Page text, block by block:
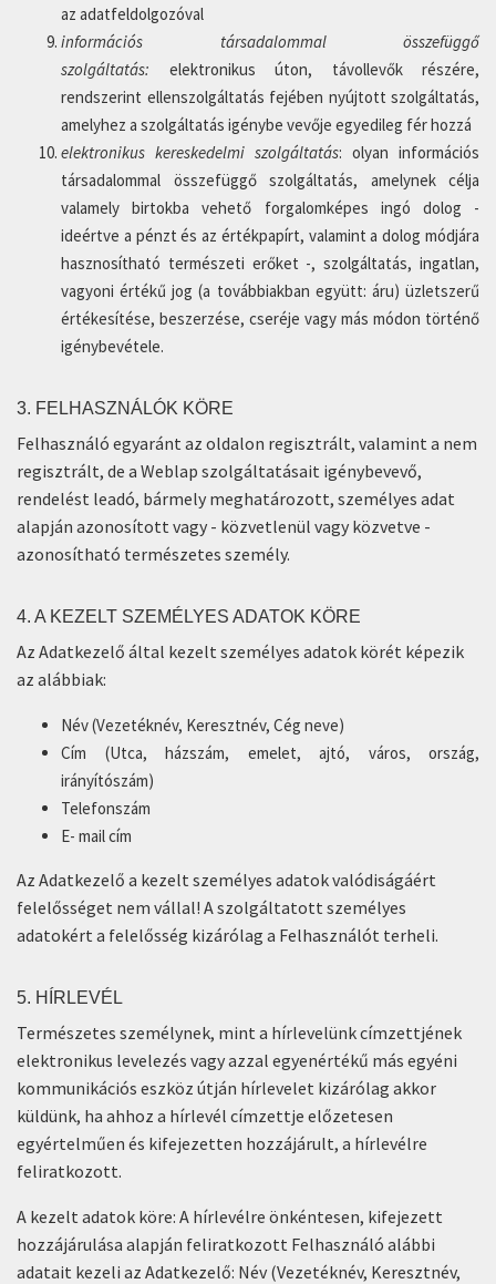
az adatfeldolgozóval
információs társadalommal összefüggő
szolgáltatás: elektronikus úton, távollevők részére,
rendszerint ellenszolgáltatás fejében nyújtott szolgáltatás,
amelyhez a szolgáltatás igénybe vevője egyedileg fér hozzá
elektronikus kereskedelmi szolgáltatás: olyan információs
társadalommal összefüggő szolgáltatás, amelynek célja
valamely birtokba vehető forgalomképes ingó dolog -
ideértve a pénzt és az értékpapírt, valamint a dolog módjára
hasznosítható természeti erőket -, szolgáltatás, ingatlan,
vagyoni értékű jog (a továbbiakban együtt: áru) üzletszerű
értékesítése, beszerzése, cseréje vagy más módon történő
igénybevétele.
3. FELHASZNÁLÓK KÖRE
Felhasználó egyaránt az oldalon regisztrált, valamint a nem
regisztrált, de a Weblap szolgáltatásait igénybevevő,
rendelést leadó, bármely meghatározott, személyes adat
alapján azonosított vagy - közvetlenül vagy közvetve -
azonosítható természetes személy.
4. A KEZELT SZEMÉLYES ADATOK KÖRE
Az Adatkezelő által kezelt személyes adatok körét képezik
az alábbiak:
Név (Vezetéknév, Keresztnév, Cég neve)
Cím (Utca, házszám, emelet, ajtó, város, ország,
irányítószám)
Telefonszám
E- mail cím
Az Adatkezelő a kezelt személyes adatok valódiságáért
felelősséget nem vállal! A szolgáltatott személyes
adatokért a felelősség kizárólag a Felhasználót terheli.
5. HÍRLEVÉL
Természetes személynek, mint a hírlevelünk címzettjének
elektronikus levelezés vagy azzal egyenértékű más egyéni
kommunikációs eszköz útján hírlevelet kizárólag akkor
küldünk, ha ahhoz a hírlevél címzettje előzetesen
egyértelműen és kifejezetten hozzájárult, a hírlevélre
feliratkozott.
A kezelt adatok köre: A hírlevélre önkéntesen, kifejezett
hozzájárulása alapján feliratkozott Felhasználó alábbi
adatait kezeli az Adatkezelő: Név (Vezetéknév, Keresztnév,